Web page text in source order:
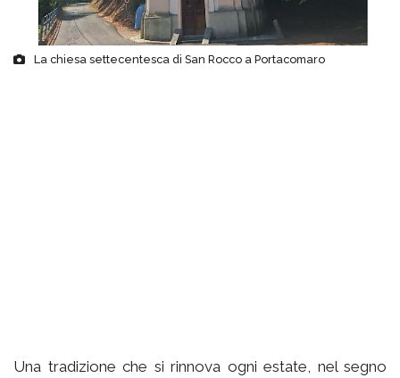
La chiesa settecentesca di San Rocco a Portacomaro
Una tradizione che si rinnova ogni estate, nel segno